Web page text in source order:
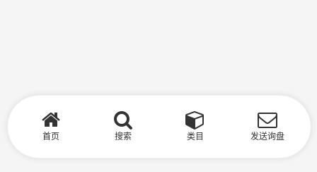
首页 搜索 类目 发送询盘